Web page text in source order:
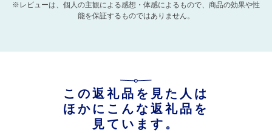
※レビューは、個人の主観による感想・体感によるもので、商品の効果や性
能を保証するものではありません。
この返礼品を見た人は
ほかにこんな返礼品を
見ています。